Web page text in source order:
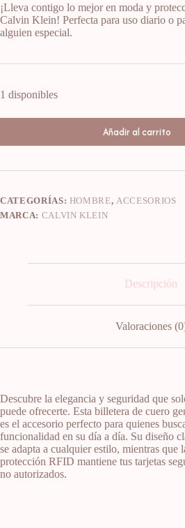
¡Lleva contigo lo mejor en moda y
Calvin Klein! Perfecta para uso diario o
alguien especial.
1 disponibles
Añadir al carrito
CATEGORÍAS: HOMBRE, ACCESORIOS
MARCA: CALVIN KLEIN
Descripción
Valoraciones
Descubre la elegancia y seguridad que
puede ofrecerte. Esta billetera de cuero
es el accesorio perfecto para quienes
funcionalidad en su día a día. Su diseño
se adapta a cualquier estilo, mientras que
protección RFID mantiene tus tarjetas
no autorizados.